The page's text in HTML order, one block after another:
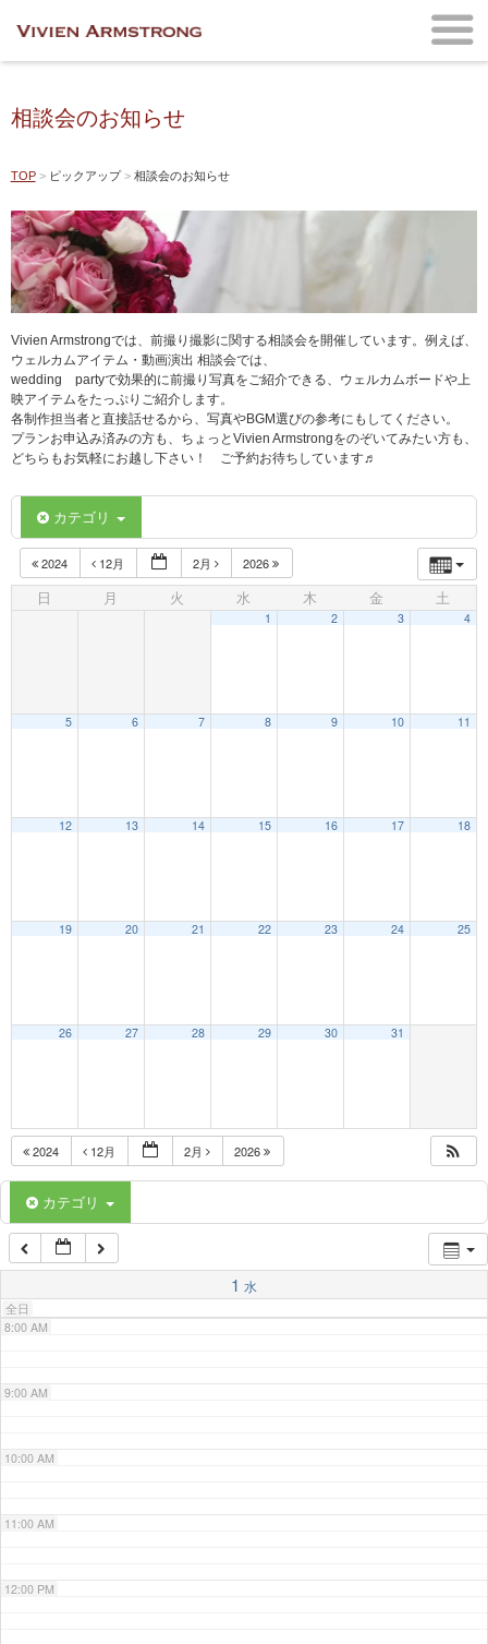
相談会のお知らせ
TOP ピックアップ 相談会のお知らせ
Vivien Armstrongでは、前撮り撮影に関する相談会を開催しています。例えば、
ウェルカムアイテム・動画演出 相談会では、
wedding partyで効果的に前撮り写真をご紹介できる、ウェルカムボードや上
映アイテムをたっぷりご紹介します。
各制作担当者と直接話せるから、写真やBGM選びの参考にもしてください。
プランお申込み済みの方も、ちょっとVivien Armstrongをのぞいてみたい方も、
どちらもお気軽にお越し下さい！ ご予約お待ちしています♬
カテゴリ
2024 12月 2月 2026
日 月 火 水 木 金 土
1 2 3 4
5 6 7 8 9 10 11
12 13 14 15 16 17 18
19 20 21 22 23 24 25
26 27 28 29 30 31
2024 12月 2月 2026
カテゴリ
1 水
全日
5:00 AM
6:00 AM
7:00 AM
8:00 AM
9:00 AM
10:00 AM
11:00 AM
12:00 PM